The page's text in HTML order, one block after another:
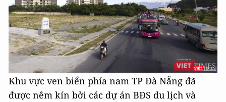
Khu vực ven biển phía nam TP Đà Nẵng đã
được nêm kín bởi các dự án BĐS du lịch và